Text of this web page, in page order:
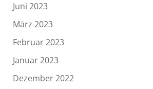
Juni 2023
März 2023
Februar 2023
Januar 2023
Dezember 2022